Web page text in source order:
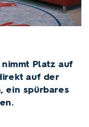
Platz auf
auf der
ein spürbares